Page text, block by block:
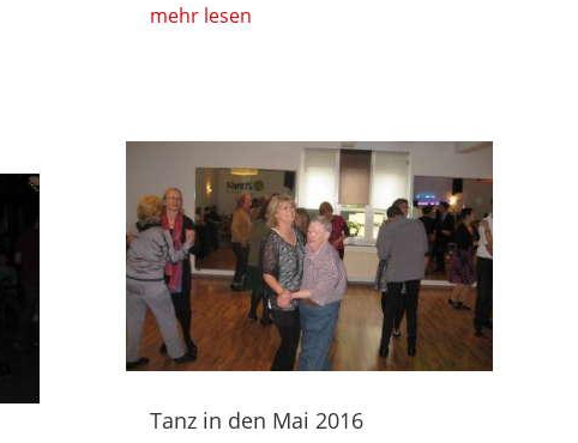
mehr lesen
Tanz in den Mai 2016